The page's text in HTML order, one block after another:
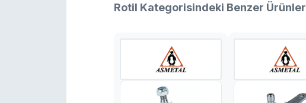
Rotil Kategorisindeki Benzer Ürünler